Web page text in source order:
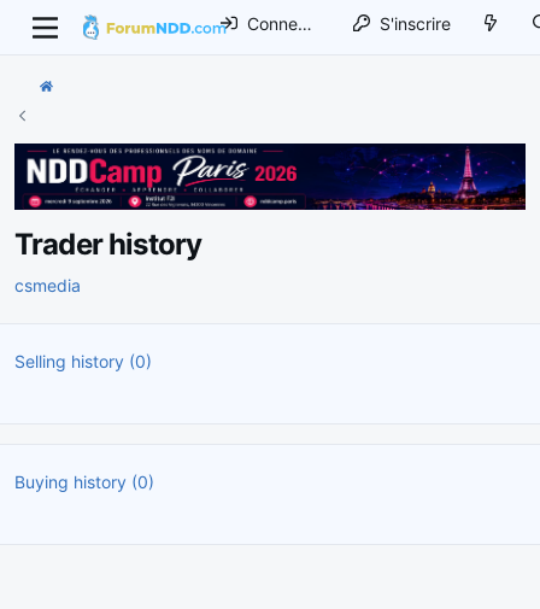
Connexion S'inscrire
Trader history
csmedia
Selling history (0)
Buying history (0)